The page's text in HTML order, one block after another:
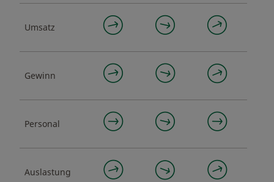
Umsatz
Gewinn
Personal
Auslastung